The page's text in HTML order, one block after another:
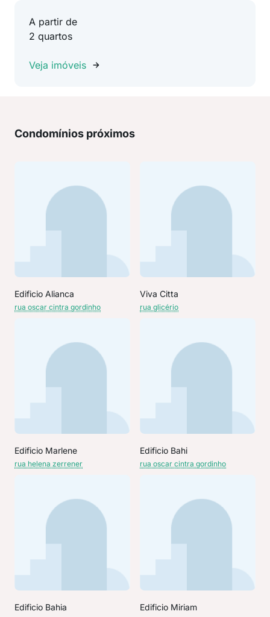
A partir de
2 quartos
Veja imóveis
Condomínios próximos
Edificio Alianca
rua oscar cintra gordinho
Viva Citta
rua glicério
Edificio Marlene
rua helena zerrener
Edificio Bahi
rua oscar cintra gordinho
Edificio Bahia Edificio Miriam